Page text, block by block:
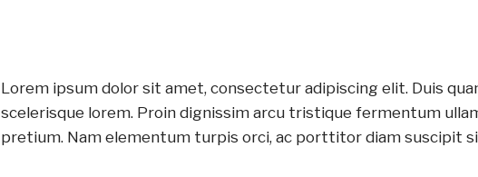
Lorem ipsum dolor sit amet, consectetur adipiscing elit. Duis
scelerisque lorem. Proin dignissim arcu tristique fermentum
pretium. Nam elementum turpis orci, ac porttitor diam suscipit